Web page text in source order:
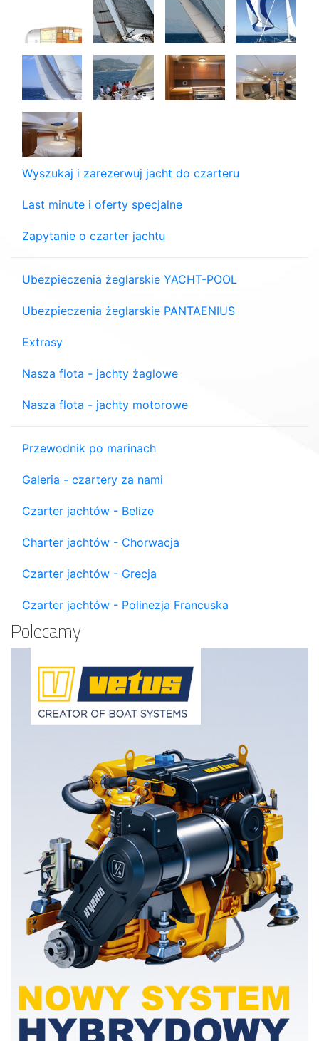
Wyszukaj i zarezerwuj jacht do czarteru
Last minute i oferty specjalne
Zapytanie o czarter jachtu
Ubezpieczenia żeglarskie YACHT-POOL
Ubezpieczenia żeglarskie PANTAENIUS
Extrasy
Nasza flota - jachty żaglowe
Nasza flota - jachty motorowe
Przewodnik po marinach
Galeria - czartery za nami
Czarter jachtów - Belize
Charter jachtów - Chorwacja
Czarter jachtów - Grecja
Czarter jachtów - Polinezja Francuska
Polecamy